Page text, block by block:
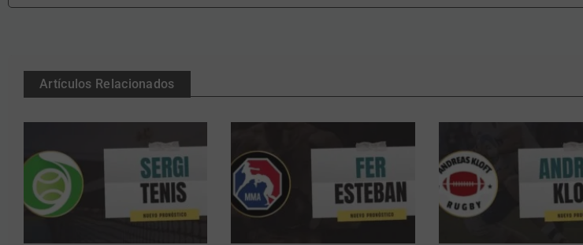
Artículos Relacionados